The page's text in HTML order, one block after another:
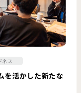
ス
を活かした新たな